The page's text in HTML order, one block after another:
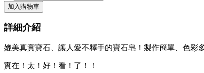
加入購物車
詳細介紹
媲美真實寶石、讓人愛不釋手的寶石皂！製作簡單、色彩
實在！太！好！看！了！！